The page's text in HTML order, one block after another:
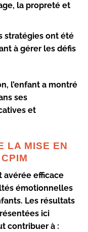
la propreté et
stratégies ont été
à gérer les défis
l’enfant a montré
ses
et
LA MISE EN
avérée efficace
émotionnelles
Les résultats
ici
contribuer à :